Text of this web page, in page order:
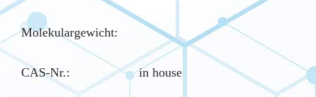
Molekulargewicht:
CAS-Nr.: in house